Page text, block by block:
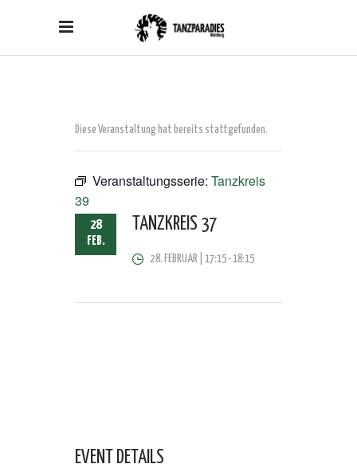
Diese Veranstaltung hat bereits stattgefunden.
Veranstaltungsserie: Tanzkreis
39
28
FEB.
TANZKREIS 37
28. FEBRUAR | 17:15-18:15
EVENT DETAILS